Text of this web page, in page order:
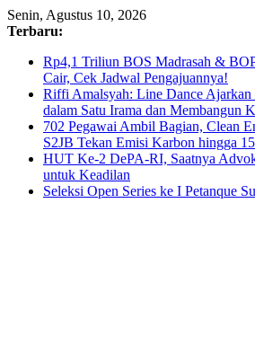
Skip
to
Senin, Agustus 10, 2026
Terbaru:
Rp4,1 Triliun BOS Madrasah &
Cair, Cek Jadwal Pengajuannya!
Riffi Amalsyah: Line Dance Ajarkan
dalam Satu Irama dan Membangun
702 Pegawai Ambil Bagian, Clean
S2JB Tekan Emisi Karbon hingga
HUT Ke-2 DePA-RI, Saatnya
untuk Keadilan
Seleksi Open Series ke I Petanque